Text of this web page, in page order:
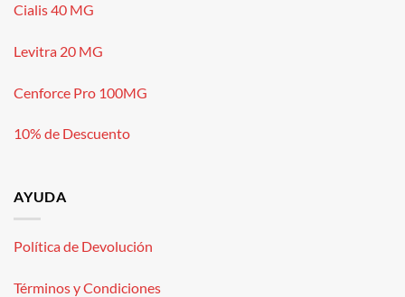
Cialis 40 MG
Levitra 20 MG
Cenforce Pro 100MG
10% de Descuento
AYUDA
Política de Devolución
Términos y Condiciones